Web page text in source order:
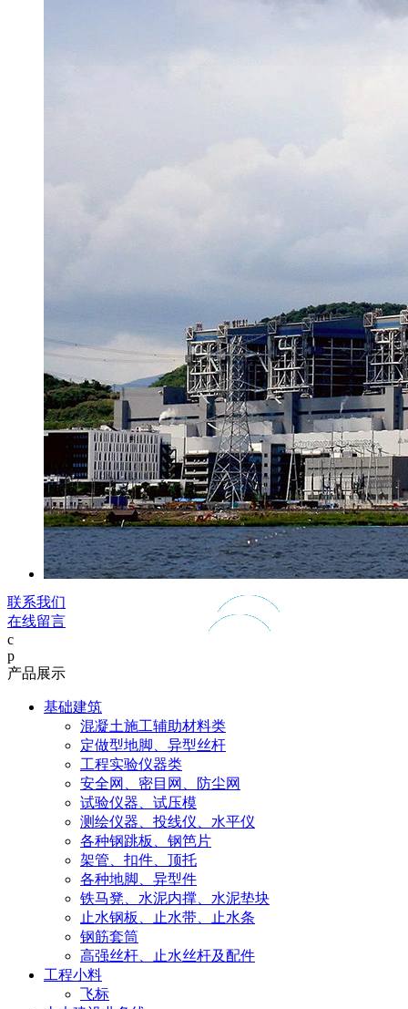
联系我们
在线留言
c
p
产品展示
基础建筑
混凝土施工辅助材料类
定做型地脚、异型丝杆
工程实验仪器类
安全网、密目网、防尘网
试验仪器、试压模
测绘仪器、投线仪、水平仪
各种钢跳板、钢笆片
架管、扣件、顶托
各种地脚、异型件
铁马凳、水泥内撑、水泥垫块
止水钢板、止水带、止水条
钢筋套筒
高强丝杆、止水丝杆及配件
工程小料
飞标